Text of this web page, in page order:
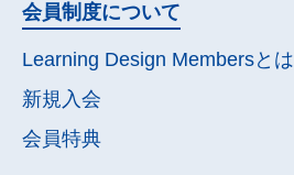
会員制度について
Learning Design Membersとは
新規入会
会員特典